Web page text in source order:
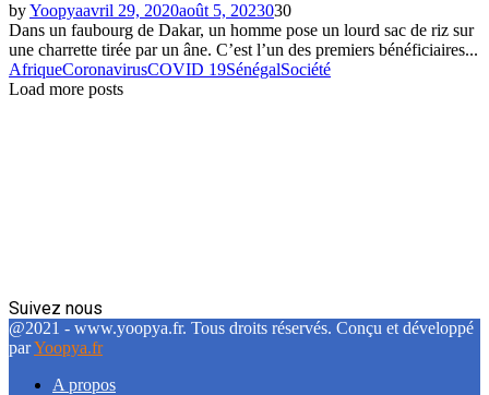
byYoopyaavril 29, 2020août 5, 2023030
Dans un faubourg de Dakar, un homme pose un lourd sac de riz sur
une charrette tirée par un âne. C’est l’un des premiers bénéficiaires...
AfriqueCoronavirusCOVID 19SénégalSociété
Load more posts
Suivez nous
Facebook
Twitter
Linkedin
@2021 - www.yoopya.fr. Tous droits réservés. Conçu et développé
parYoopya.fr
A propos